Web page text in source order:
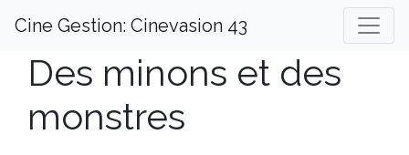
Cine Gestion: Cinevasion 43
Des minons et des
monstres